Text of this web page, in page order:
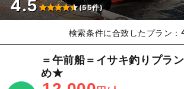
4.5 (55件)
検索条件に合致したプラン：
＝午前船＝イサキ釣りプラ
め★